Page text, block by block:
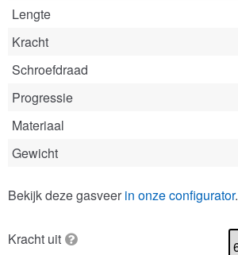
Lengte
Kracht
Schroefdraad
Progressie
Materiaal
Gewicht
Bekijk deze gasveer in onze configurator.
Kracht uit